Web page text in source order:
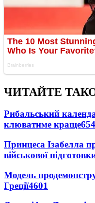
ЧИТАЙТЕ
Рибальський
клюватиме краще
Принцеса Ізабелла
військової
Модель
Греції4601